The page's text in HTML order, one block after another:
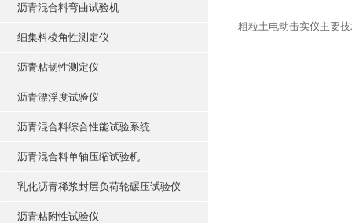
沥青混合料弯曲试验机
细集料棱角性测定仪
沥青粘韧性测定仪
沥青漂浮度试验仪
沥青混合料综合性能试验系统
沥青混合料单轴压缩试验机
乳化沥青稀浆封层负荷轮碾压试验仪
沥青粘附性试验仪
粗粒土电动击实仪主要